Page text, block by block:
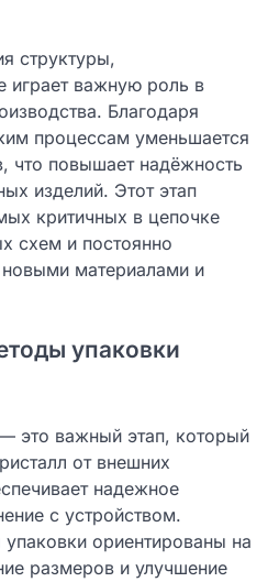
структуры,
играет важную роль в
Благодаря
процессам уменьшается
что повышает надёжность
изделий. Этот этап
критичных в цепочке
схем и постоянно
новыми материалами и
упаковки
это важный этап, который
от внешних
надежное
с устройством.
ориентированы на
размеров и улучшение